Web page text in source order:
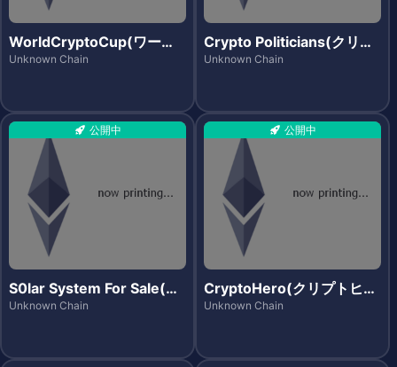
WorldCryptoCup(ワール
ドクリプトカップ)
Unknown Chain
Crypto Politicians(クリプ
トポリティシャンズ)
Unknown Chain
公開中
S0lar System For Sale(ソ
ーラーシステムズフォーセ
Unknown Chain
公開中
CryptoHero(クリプトヒー
ロー)
Unknown Chain